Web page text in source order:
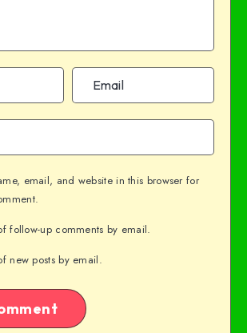
email, and website in this browser for
follow-up comments by email.
new posts by email.